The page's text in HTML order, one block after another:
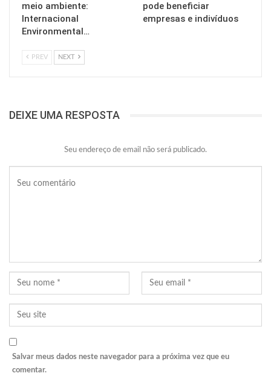
meio ambiente:
Internacional
Environmental…
pode beneficiar
empresas e indivíduos
PREV NEXT
DEIXE UMA RESPOSTA
Seu endereço de email não será publicado.
Salvar meus dados neste navegador para a próxima vez que eu
comentar.